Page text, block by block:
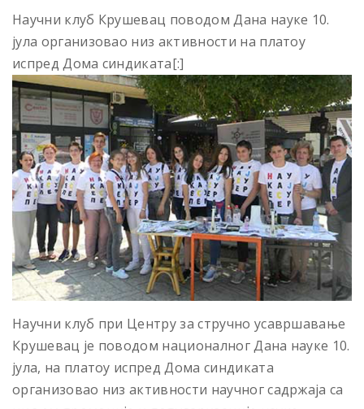
Научни клуб Крушевац поводом Дана науке 10.
јула организовао низ активности на платоу
испред Дома синдиката[:]
Научни клуб при Центру за стручно усавршавање
Крушевац је поводом националног Дана науке 10.
јула, на платоу испред Дома синдиката
организовао низ активности научног садржаја са